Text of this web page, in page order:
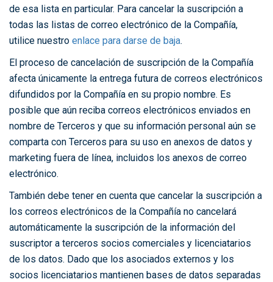
de esa lista en particular. Para cancelar la suscripción a
todas las listas de correo electrónico de la Compañía,
utilice nuestro enlace para darse de baja.
El proceso de cancelación de suscripción de la Compañía
afecta únicamente la entrega futura de correos electrónicos
difundidos por la Compañía en su propio nombre. Es
posible que aún reciba correos electrónicos enviados en
nombre de Terceros y que su información personal aún se
comparta con Terceros para su uso en anexos de datos y
marketing fuera de línea, incluidos los anexos de correo
electrónico.
También debe tener en cuenta que cancelar la suscripción a
los correos electrónicos de la Compañía no cancelará
automáticamente la suscripción de la información del
suscriptor a terceros socios comerciales y licenciatarios
de los datos. Dado que los asociados externos y los
socios licenciatarios mantienen bases de datos separadas